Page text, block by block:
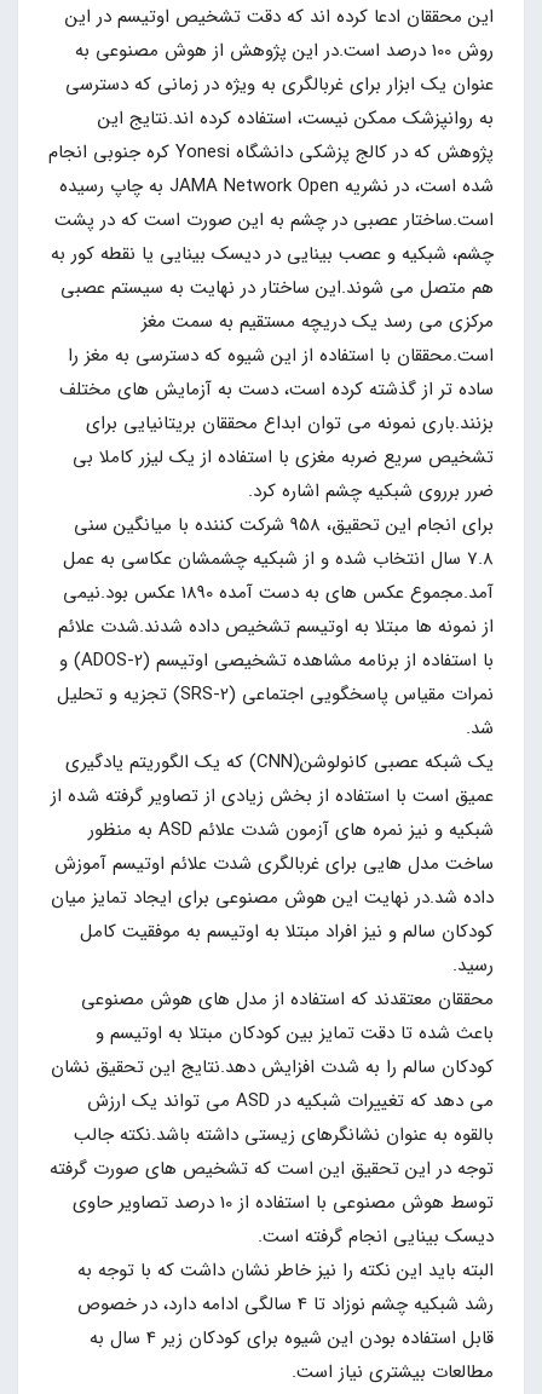
این محققان ادعا کرده اند که دقت تشخیص اوتیسم در این
روش 100 درصد است.در این پژوهش از هوش مصنوعی به
عنوان یک ابزار برای غربالگری به ویژه در زمانی که دسترسی
به روانپزشک ممکن نیست، استفاده کرده اند.نتایج این
پژوهش که در کالج پزشکی دانشگاه Yonesi کره جنوبی انجام
شده است، در نشریه JAMA Network Open به چاپ رسیده
است.ساختار عصبی در چشم به این صورت است که در پشت
چشم، شبکیه و عصب بینایی در دیسک بینایی یا نقطه کور به
هم متصل می شوند.این ساختار در نهایت به سیستم عصبی
مرکزی می رسد یک دریچه مستقیم به سمت مغز
است.محققان با استفاده از این شیوه که دسترسی به مغز را
ساده تر از گذشته کرده است، دست به آزمایش های مختلف
بزنند.باری نمونه می توان ابداع محققان بریتانیایی برای
تشخیص سریع ضربه مغزی با استفاده از یک لیزر کاملا بی
ضرر برروی شبکیه چشم اشاره کرد.
برای انجام این تحقیق، 958 شرکت کننده با میانگین سنی
7.8 سال انتخاب شده و از شبکیه چشمشان عکاسی به عمل
آمد.مجموع عکس های به دست آمده 1890 عکس بود.نیمی
از نمونه ها مبتلا به اوتیسم تشخیص داده شدند.شدت علائم
با استفاده از برنامه مشاهده تشخیصی اوتیسم (ADOS-2) و
نمرات مقیاس پاسخگویی اجتماعی (SRS-2) تجزیه و تحلیل
شد.
یک شبکه عصبی کانولوشن(CNN) که یک الگوریتم یادگیری
عمیق است با استفاده از بخش زیادی از تصاویر گرفته شده از
شبکیه و نیز نمره های آزمون شدت علائم ASD به منظور
ساخت مدل هایی برای غربالگری شدت علائم اوتیسم آموزش
داده شد.در نهایت این هوش مصنوعی برای ایجاد تمایز میان
کودکان سالم و نیز افراد مبتلا به اوتیسم به موفقیت کامل
رسید.
محققان معتقدند که استفاده از مدل های هوش مصنوعی
باعث شده تا دقت تمایز بین کودکان مبتلا به اوتیسم و
کودکان سالم را به شدت افزایش دهد.نتایج این تحقیق نشان
می دهد که تغییرات شبکیه در ASD می تواند یک ارزش
بالقوه به عنوان نشانگرهای زیستی داشته باشد.نکته جالب
توجه در این تحقیق این است که تشخیص های صورت گرفته
توسط هوش مصنوعی با استفاده از 10 درصد تصاویر حاوی
دیسک بینایی انجام گرفته است.
البته باید این نکته را نیز خاطر نشان داشت که با توجه به
رشد شبکیه چشم نوزاد تا 4 سالگی ادامه دارد، در خصوص
قابل استفاده بودن این شیوه برای کودکان زیر 4 سال به
مطالعات بیشتری نیاز است.